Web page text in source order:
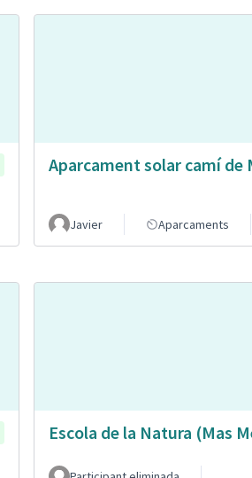
Aparcament solar camí de
Javier Aparcaments
Escola de la Natura (Mas